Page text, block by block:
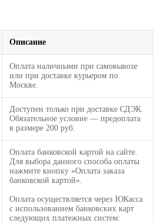
Описание
Оплата наличными при самовывозе
или при доставке курьером по
Москве.
Доступен только при доставке СДЭК.
Обязательное условие — предоплата
в размере 200 руб.
Оплата банковской картой на сайте.
Для выбора данного способа оплаты
нажмите кнопку «Оплата заказа
банковской картой».
Оплата осуществляется через ЮКасса
с использованием банковских карт
следующих платежных систем: